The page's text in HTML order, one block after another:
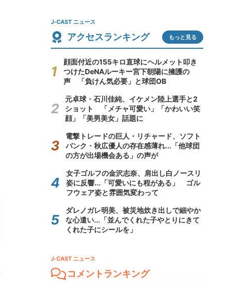
J-CAST ニュース
アクセスランキング もっと見る
顔面付近の155キロ直球にヘルメット叩き
つけたDeNAルーキー宮下朝陽に擁護の
声 「負けん気必要」と球団OB
元卓球・石川佳純、イケメン陸上選手と2
ショット 「メチャ可愛い」「かわいい笑
顔」「美男美女」話題に
電撃トレードの巨人・リチャード、ソフト
バンク・秋広優人の存在感薄れ...「他球団
の方が出場機会ある」の声が
女子ゴルフの金沢志奈、肩出し白ノースリ
姿に反響...「可愛いにも程がある」 ゴル
フウェア姿と雰囲気変わって
ダレノガレ明美、被災地炊き出しで細やか
な心遣い...「並んでくれた子やとりにきて
くれた子にシールを」
J-CAST ニュース
コメントランキング